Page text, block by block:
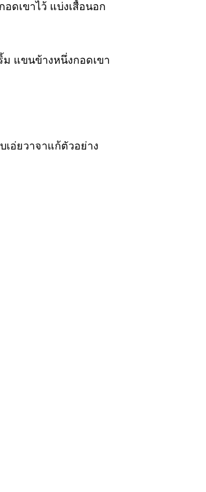
ดเขาไว้ แบ่งเสื้อนอก
แขนข้างหนึ่งกอดเขา
อ่ยวาจาแก้ตัวอย่าง